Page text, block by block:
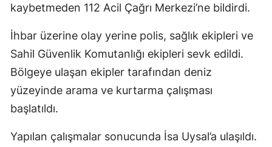
kaybetmeden 112 Acil Çağrı Merkezi’ne bildirdi.
İhbar üzerine olay yerine polis, sağlık ekipleri ve
Sahil Güvenlik Komutanlığı ekipleri sevk edildi.
Bölgeye ulaşan ekipler tarafından deniz
yüzeyinde arama ve kurtarma çalışması
başlatıldı.
Yapılan çalışmalar sonucunda İsa Uysal’a ulaşıldı.